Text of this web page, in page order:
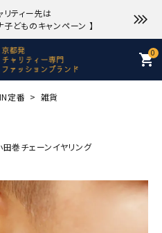
ティー先は
どものキャンペーン 】
0
shopping_cart
定番
雑貨
田巻チェーンイヤリング